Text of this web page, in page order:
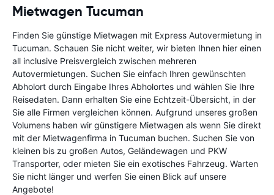
Mietwagen Tucuman
Finden Sie günstige Mietwagen mit Express Autovermietung in
Tucuman. Schauen Sie nicht weiter, wir bieten Ihnen hier einen
all inclusive Preisvergleich zwischen mehreren
Autovermietungen. Suchen Sie einfach Ihren gewünschten
Abholort durch Eingabe Ihres Abholortes und wählen Sie Ihre
Reisedaten. Dann erhalten Sie eine Echtzeit-Übersicht, in der
Sie alle Firmen vergleichen können. Aufgrund unseres großen
Volumens haben wir günstigere Mietwagen als wenn Sie direkt
mit der Mietwagenfirma in Tucuman buchen. Suchen Sie von
kleinen bis zu großen Autos, Geländewagen und PKW
Transporter, oder mieten Sie ein exotisches Fahrzeug. Warten
Sie nicht länger und werfen Sie einen Blick auf unsere
Angebote!